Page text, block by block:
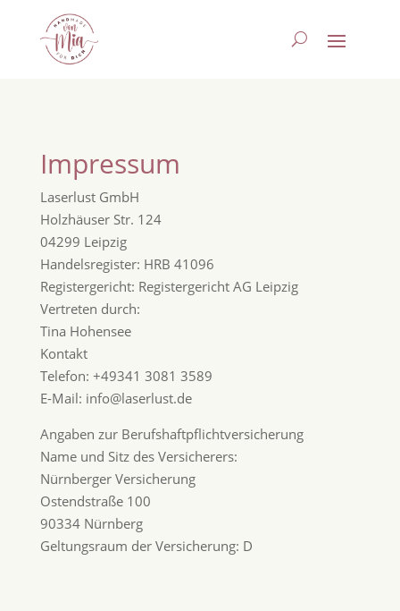
Impressum
Laserlust GmbH
Holzhäuser Str. 124
04299 Leipzig
Handelsregister: HRB 41096
Registergericht: Registergericht AG Leipzig
Vertreten durch:
Tina Hohensee
Kontakt
Telefon: +49341 3081 3589
E-Mail: info@laserlust.de
Angaben zur Berufshaftpflichtversicherung
Name und Sitz des Versicherers:
Nürnberger Versicherung
Ostendstraße 100
90334 Nürnberg
Geltungsraum der Versicherung: D